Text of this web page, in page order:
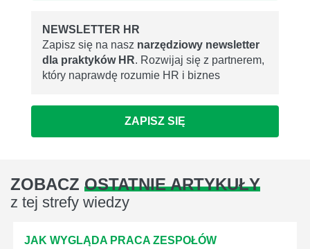
NEWSLETTER HR
Zapisz się na nasz narzędziowy newsletter
dla praktyków HR. Rozwijaj się z partnerem,
który naprawdę rozumie HR i biznes
ZAPISZ SIĘ
ZOBACZ OSTATNIE ARTYKUŁY
z tej strefy wiedzy
JAK WYGLĄDA PRACA ZESPOŁÓW